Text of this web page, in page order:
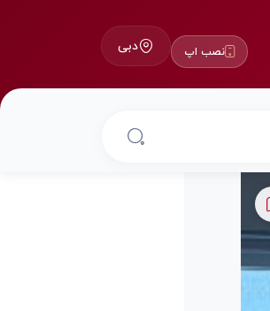
نصب اپ دبی